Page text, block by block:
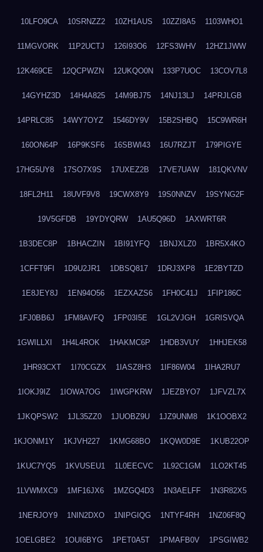
10LFO9CA 10SRNZZ2 10ZH1AUS 10ZZI8A5 1103WHO1
11MGVORK 11P2UCTJ 126I93O6 12FS3WHV 12HZ1JWW
12K469CE 12QCPWZN 12UKQO0N 133P7UOC 13COV7L8
14GYHZ3D 14H4A825 14M9BJ75 14NJ13LJ 14PRJLGB
14PRLC85 14WY7OYZ 1546DY9V 15B2SHBQ 15C9WR6H
160ON64P 16P9KSF6 16SBWI43 16U7RZJT 179PIGYE
17HG5UY8 17SO7X9S 17UXEZ2B 17VE7UAW 181QKVNV
18FL2H11 18UVF9V8 19CWX8Y9 19S0NNZV 19SYNG2F
19V5GFDB 19YDYQRW 1AU5Q96D 1AXWRT6R
1B3DEC8P 1BHACZIN 1BI91YFQ 1BNJXLZ0 1BR5X4KO
1CFFT9FI 1D9U2JR1 1DBSQ817 1DRJ3XP8 1E2BYTZD
1E8JEY8J 1EN94O56 1EZXAZS6 1FH0C41J 1FIP186C
1FJ0BB6J 1FM8AVFQ 1FP03I5E 1GL2VJGH 1GRISVQA
1GWILLXI 1H4L4ROK 1HAKMC6P 1HDB3VUY 1HHJEK58
1HR93CXT 1I70CGZX 1IASZ8H3 1IF86W04 1IHA2RU7
1IOKJ9IZ 1IOWA7OG 1IWGPKRW 1JEZBYO7 1JFVZL7X
1JKQPSW2 1JL35ZZ0 1JUOBZ9U 1JZ9UNM8 1K1OOBX2
1KJONM1Y 1KJVH227 1KMG68BO 1KQW0D9E 1KUB22OP
1KUC7YQ5 1KVUSEU1 1L0EECVC 1L92C1GM 1LO2KT45
1LVWMXC9 1MF16JX6 1MZGQ4D3 1N3AELFF 1N3R82X5
1NERJOY9 1NIN2DXO 1NIPGIQG 1NTYF4RH 1NZ06F8Q
1OELGBE2 1OUI6BYG 1PET0A5T 1PMAFB0V 1PSGIWB2